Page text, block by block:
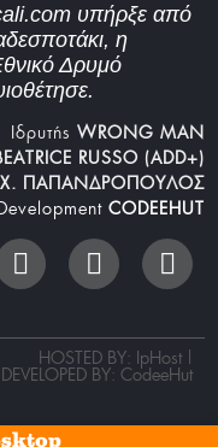
υπήρξε από
η
Δρυμό
Iδρυτής WRONG MAN
RUSSO (ADD+)
ΠΑΠΑΝΔΡΟΠΟΥΛΟΣ
CODEEHUT
HOSTED BY: IpHost |
DEVELOPED BY: CodeeHut